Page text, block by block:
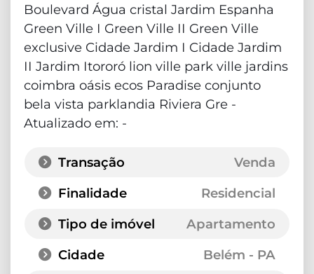
Boulevard Água cristal Jardim Espanha
Green Ville I Green Ville II Green Ville
exclusive Cidade Jardim I Cidade Jardim
II Jardim Itororó lion ville park ville jardins
coimbra oásis ecos Paradise conjunto
bela vista parklandia Riviera Gre -
Atualizado em: -
Transação
Venda
Finalidade
Residencial
Tipo de imóvel
Apartamento
Cidade
Belém - PA